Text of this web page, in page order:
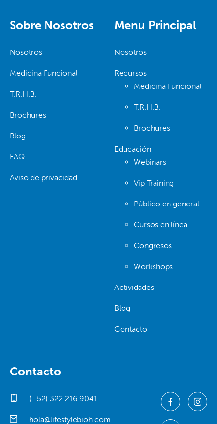
Sobre Nosotros
Nosotros
Medicina Funcional
T.R.H.B.
Brochures
Blog
FAQ
Aviso de privacidad
Menu Principal
Nosotros
Recursos
Medicina Funcional
T.R.H.B.
Brochures
Educación
Webinars
Vip Training
Público en general
Cursos en línea
Congresos
Workshops
Actividades
Blog
Contacto
Contacto
(+52) 322 216 9041
hola@lifestylebioh.com